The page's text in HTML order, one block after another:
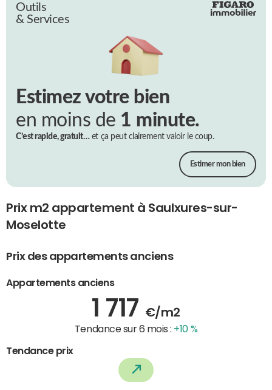
Outils
& Services
Estimez votre bien
en moins de 1 minute.
C’est rapide, gratuit…et ça peut clairement valoir le coup.
Estimer mon bien
Prix m2 appartement à Saulxures-sur-
Moselotte
Prix des appartements anciens
Appartements anciens
1 717 €/m2
Tendance sur 6 mois : +10 %
Tendance prix